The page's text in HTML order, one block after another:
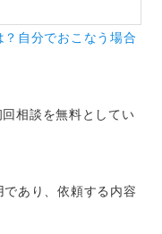
自分でおこなう場合
相談を無料としてい
あり、依頼する内容